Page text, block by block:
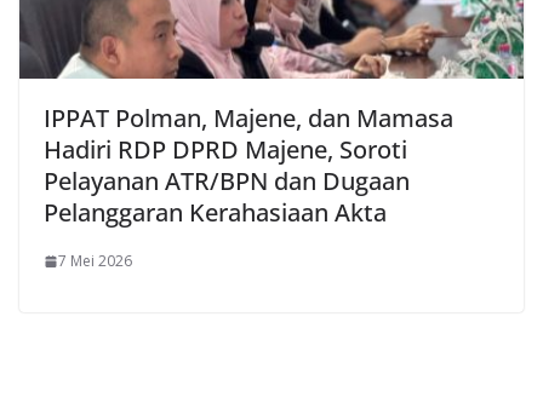
IPPAT Polman, Majene, dan Mamasa
Hadiri RDP DPRD Majene, Soroti
Pelayanan ATR/BPN dan Dugaan
Pelanggaran Kerahasiaan Akta
7 Mei 2026